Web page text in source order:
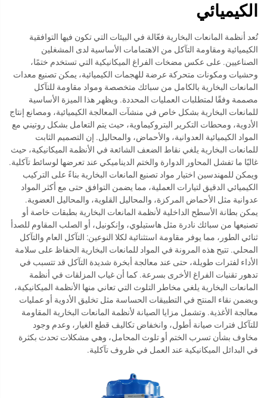
الكيميائي
تُعد أنظمة المانعات البخارية فعّالة في البيئات التي تكون فيها التوافقية
الكيميائية ومقاومة التآكل من الاهتمامات الأساسية لدى المشغلين
الصناعيين. على عكس مضخات الفراغ الميكانيكية التي تستخدم ختمًا،
وحشيات ومكونات متحركة عرضة للهجمات الكيميائية، يمكن تصنيع معدات
المانعات البخارية بالكامل من سبائك متخصصة ومواد مقاومة للتآكل
مصممة وفقًا لمتطلبات العمليات المحددة. ويظهر هذا الميزة الأساسية
للمانعات البخارية بشكل خاص في منشآت المعالجة الكيميائية، ومصانع إنتاج
الأدوية، ومحطات التكرير البتروكيماوية، حيث يتم التعامل بشكل روتيني مع
المواد الكيميائية العدوانية، والأحماض، والمحاليل. إن التصميم الثابت
للمانعات البخارية يلغي نقاط الضعف الشائعة في الأنظمة الميكانيكية، حيث
غالبًا ما تفشل المحاور الدوارة والختم الديناميكي عند تعرضها لوسائط تآكلية.
ويمكن للمهندسين اختيار مواد تصنيع المانعات البخارية بناءً على التركيب
الكيميائي الدقيق لتيارات العملية، مما يضمن التوافق حتى مع أكثر المواد
عدوانية مثل الأحماض المركزة، والمحاليل القلوية، والمحاليل العضوية.
يمكن بطانة الأسطح الداخلية لأنظمة المانعات البخارية بطبقات خاصة أو
تصنيعها من سبائك نادرة مثل هاستيلوي، وإنكونيل، أو الصلب المقاوم للصدأ
ثنائي الطور، مما يوفر مقاومة استثنائية لكلا النوعين: التآكل العام والتآكل
المحلي. تتيح هذه المرونة في المواد للمانعات البخارية الحفاظ على سلامة
الأداء لفترات طويلة، حتى عند معالجة أبخرة شديدة التآكل قد تتسبب في
تدهور تقنيات الفراغ الأخرى بسرعة. كما أن غياب المزلقات في أنظمة
المانعات البخارية يلغي مخاطر التلوث التي تعاني منها الأنظمة الميكانيكية،
ويضمن نقاء المنتج في التطبيقات الحساسة مثل تخليق الأدوية أو عمليات
معالجة الأغذية. وتشمل مزايا الصيانة لأنظمة المانعات البخارية المقاومة
للتآكل فترات صيانة أطول، وانخفاض تكاليف قطع الغيار، وعدم وجود
مخاوف بشأن تسرب الختم أو تلوث المحامل، وهي مشكلات تحدث بكثرة
في البدائل الميكانيكية عند العمل في ظروف تآكلية.